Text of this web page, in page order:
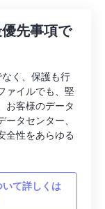
先事項で
く、保護も行
ァイルでも、堅
お客様のデータ
タセンター、
全性をあらゆる
て詳しくは